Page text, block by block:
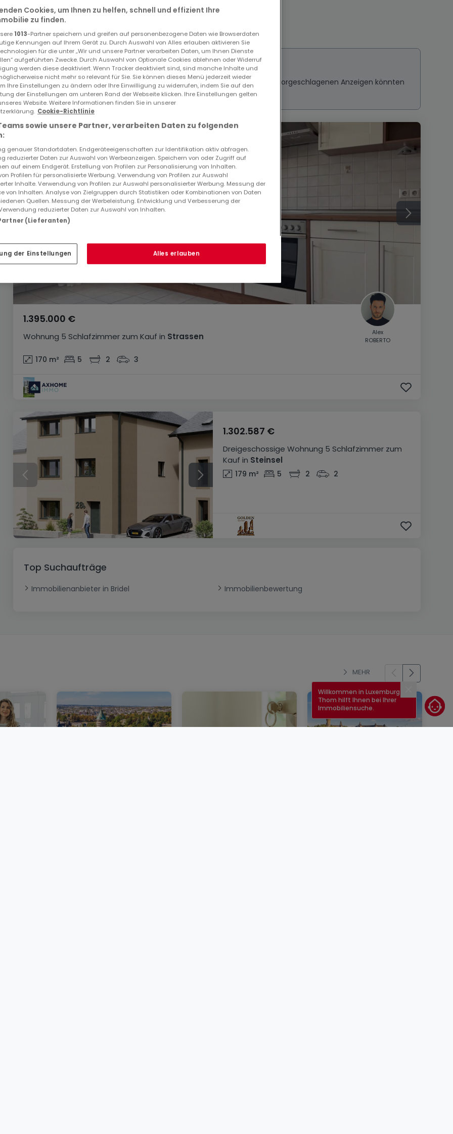
Ähnliche Immobilien in der Nähe
Sie haben keine Immobilien gefunden, die Sie interessieren? Diese vorgeschlagenen Anzeigen könnten
Sie interessieren.
Wohnung 5 Schlafzimmer zum Kauf in Strassen
1.395.000 €
170 m² 5 2 3
Alex
ROBERTO
Dreigeschossige Wohnung 5 Schlafzimmer zum
Kauf in Steinsel
1.302.587 €
179 m² 5 2 2
Top Suchaufträge
Immobilienanbieter in Bridel Immobilienbewertung
MEHR
Schließen
Willkommen in Luxemburg!
Thom hilft Ihnen bei Ihrer
Immobiliensuche.
Cookies, um Ihnen zu helfen, schnell und effizient Ihre
zu finden.
1013-Partner speichern und greifen auf personenbezogene Daten wie Browserdaten
Kennungen auf Ihrem Gerät zu. Durch Auswahl von Alles erlauben aktivieren Sie
für die unter „Wir und unsere Partner verarbeiten Daten, um Ihnen Dienste
aufgeführten Zwecke. Durch Auswahl von Optionale Cookies ablehnen oder Widerruf
werden diese deaktiviert. Wenn Tracker deaktiviert sind, sind manche Inhalte und
nicht mehr so relevant für Sie. Sie können dieses Menü jederzeit wieder
Ihre Einstellungen zu ändern oder Ihre Einwilligung zu widerrufen, indem Sie auf den
der Einstellungen am unteren Rand der Webseite klicken. Ihre Einstellungen gelten
Website. Weitere Informationen finden Sie in unserer
Cookie-Richtlinie
sowie unsere Partner, verarbeiten Daten zu folgenden
genauer Standortdaten. Endgeräteeigenschaften zur Identifikation aktiv abfragen.
reduzierter Daten zur Auswahl von Werbeanzeigen. Speichern von oder Zugriff auf
auf einem Endgerät. Erstellung von Profilen zur Personalisierung von Inhalten.
Profilen für personalisierte Werbung. Verwendung von Profilen zur Auswahl
Inhalte. Verwendung von Profilen zur Auswahl personalisierter Werbung. Messung der
von Inhalten. Analyse von Zielgruppen durch Statistiken oder Kombinationen von Daten
Quellen. Messung der Werbeleistung. Entwicklung und Verbesserung der
reduzierter Daten zur Auswahl von Inhalten.
(Lieferanten)
der Einstellungen Alles erlauben